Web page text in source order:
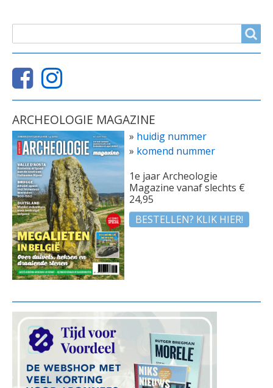
ARCHEOLOGIE MAGAZINE
» huidig nummer
» komend nummer
1e jaar Archeologie
Magazine vanaf slechts €
24,95
BESTELLEN? KLIK HIER!